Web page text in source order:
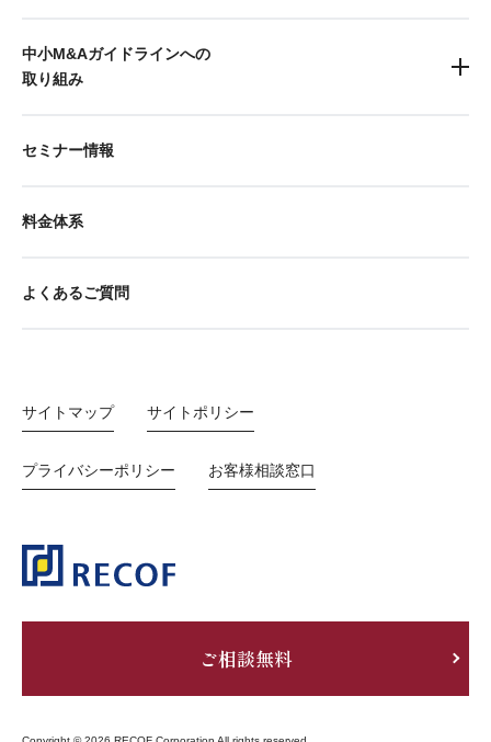
中小M&Aガイドラインへの
取り組み
セミナー情報
料金体系
よくあるご質問
サイトマップ サイトポリシー
プライバシーポリシー お客様相談窓口
ご相談無料